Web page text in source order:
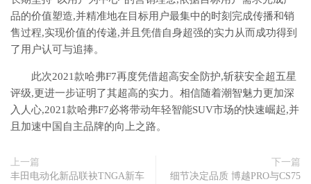
品的价值塑造,并精准地在目标用户最集中的时刻完成传播和销
售过程,实现价值的传递,并且凭借自身超强的实力从而成功得到
了用户认可与追捧。
此次2021款哈弗F7再度凭借超高安全防护,斩获安全超五星
评级,更进一步证明了其超高的实力。相信随着潮智魅力更加深
入人心,2021款哈弗F7必将带动年轻智能SUV市场的快速崛起,并
且加速中国自主品牌的向上之路。
上一篇
丰田电动化新品联袂TNGA新车
下一篇
细节决定品质 博越PRO与CS75